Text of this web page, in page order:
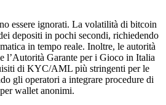
essere ignorati. La volatilità di bitcoin
depositi in pochi secondi, richiedendo
in tempo reale. Inoltre, le autorità
l’Autorità Garante per i Gioco in Italia
di KYC/AML più stringenti per le
gli operatori a integrare procedure di
wallet anonimi.